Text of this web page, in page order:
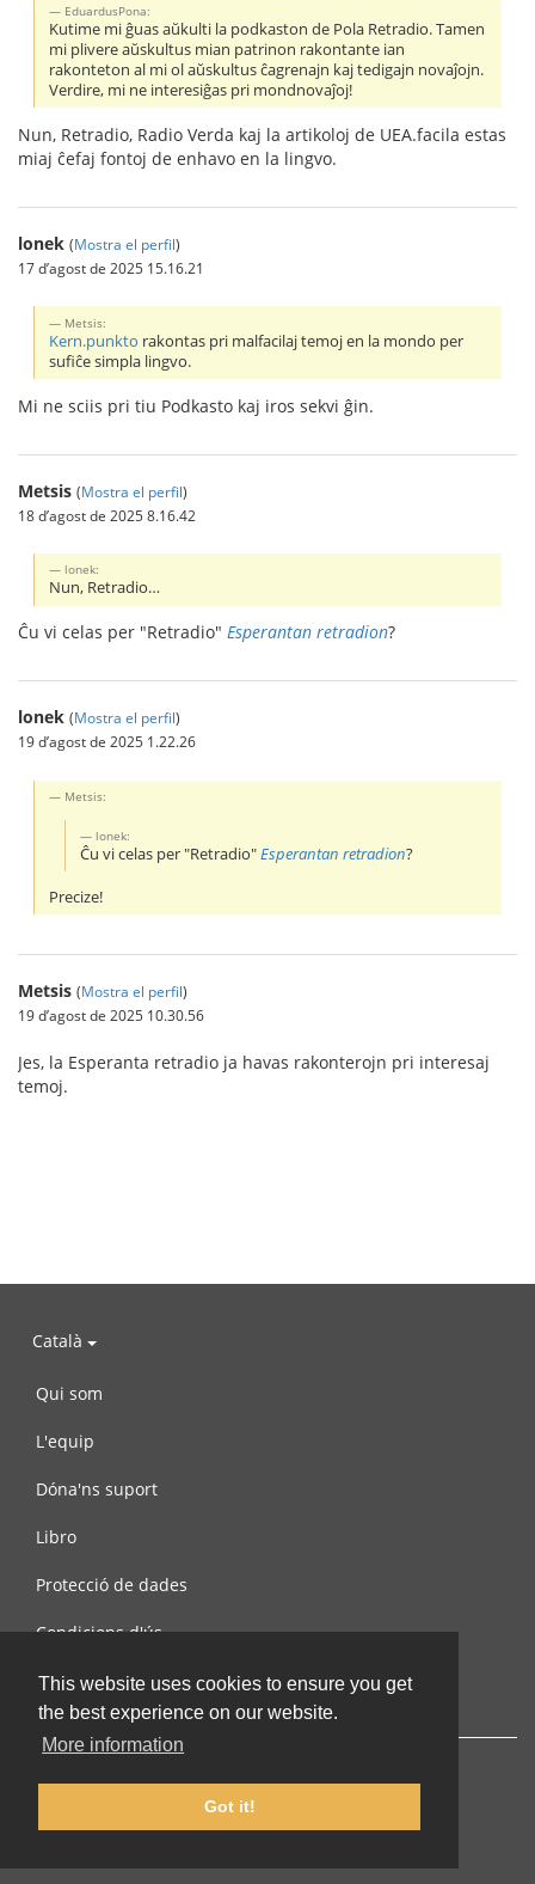
This website uses cookies to ensure you get
the best experience on our website.
More information
Got it!
EduardusPona:
Kutime mi ĝuas aŭkulti la podkaston de Pola Retradio. Tamen
mi plivere aŭskultus mian patrinon rakontante ian
rakonteton al mi ol aŭskultus ĉagrenajn kaj tedigajn novaĵojn.
Verdire, mi ne interesiĝas pri mondnovaĵoj!
Nun, Retradio, Radio Verda kaj la artikoloj de UEA.facila estas
miaj ĉefaj fontoj de enhavo en la lingvo.
lonek (Mostra el perfil)
17 d’agost de 2025 15.16.21
Metsis:
Kern.punkto rakontas pri malfacilaj temoj en la mondo per
sufiĉe simpla lingvo.
Mi ne sciis pri tiu Podkasto kaj iros sekvi ĝin.
Metsis (Mostra el perfil)
18 d’agost de 2025 8.16.42
lonek:
Nun, Retradio…
Ĉu vi celas per "Retradio" Esperantan retradion?
lonek (Mostra el perfil)
19 d’agost de 2025 1.22.26
Metsis:
lonek:
Ĉu vi celas per "Retradio"Esperantan retradion?
Precize!
Metsis (Mostra el perfil)
19 d’agost de 2025 10.30.56
Jes, la Esperanta retradio ja havas rakonterojn pri interesaj
temoj.
Català
Qui som
L'equip
Dóna'ns suport
Libro
Protecció de dades
Condicions d'ús
Contacta amb nosaltres
© 2002-2026 lernu.net |Impressum